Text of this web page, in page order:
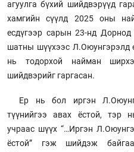
агуулга бүхий шийдвэрүүд
хамгийн сүүлд 2025 оны
есдүгээр сарын 23-нд
шатны шүүхээс Л.Оюунгэрэлд
нь тодорхой найман
шийдвэрийг гаргасан.
Ер нь бол иргэн
түүнийгээ авах ёстой, тэр
учраас шүүх “…Иргэн
ёстой” гэж шийдэж